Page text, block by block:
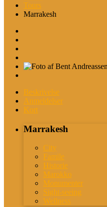
Tours
Marrakesh
Beskrivelse
Anmeldelser
Kort
Marrakesh
City
Famile
Historie
Marokko
Monumenter
Sight-seeing
Wellness